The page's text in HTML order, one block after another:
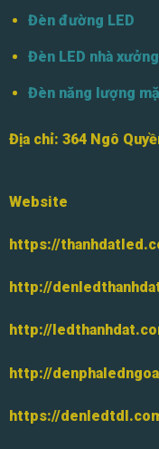
Đèn đường LED
Đèn LED nhà xưởng
Đèn năng lượng
Địa chỉ: 364 Ngô
Website
https://
http://
http://
http://
https://